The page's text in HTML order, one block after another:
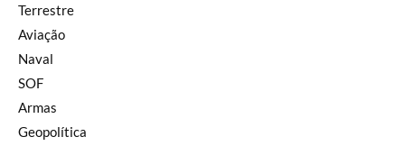
Terrestre
Aviação
Naval
SOF
Armas
Geopolítica